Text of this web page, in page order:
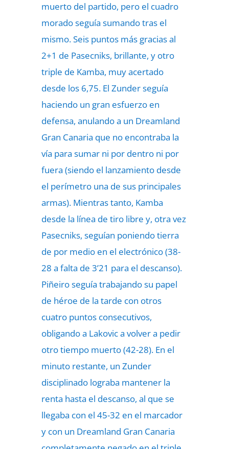
muerto del partido, pero el cuadro
morado seguía sumando tras el
mismo. Seis puntos más gracias al
2+1 de Pasecniks, brillante, y otro
triple de Kamba, muy acertado
desde los 6,75. El Zunder seguía
haciendo un gran esfuerzo en
defensa, anulando a un Dreamland
Gran Canaria que no encontraba la
vía para sumar ni por dentro ni por
fuera (siendo el lanzamiento desde
el perímetro una de sus principales
armas). Mientras tanto, Kamba
desde la línea de tiro libre y, otra vez
Pasecniks, seguían poniendo tierra
de por medio en el electrónico (38-
28 a falta de 3’21 para el descanso).
Piñeiro seguía trabajando su papel
de héroe de la tarde con otros
cuatro puntos consecutivos,
obligando a Lakovic a volver a pedir
otro tiempo muerto (42-28). En el
minuto restante, un Zunder
disciplinado lograba mantener la
renta hasta el descanso, al que se
llegaba con el 45-32 en el marcador
y con un Dreamland Gran Canaria